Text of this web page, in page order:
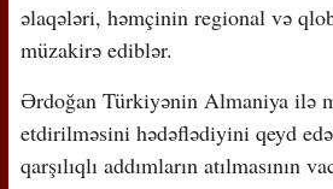
əlaqələri, həmçinin regional və
müzakirə ediblər.
Ərdoğan Türkiyənin Almaniya ilə
etdirilməsini hədəflədiyini qeyd
qarşılıqlı addımların atılmasının